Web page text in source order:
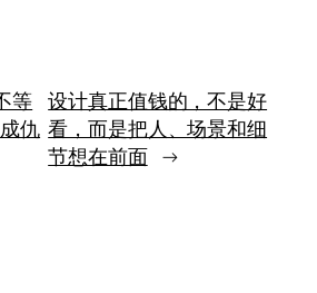
不
是
背
面，
不
是
等
仇
设计真正值钱的，不是好
看，而是把人、场景和细
节想在前面 →